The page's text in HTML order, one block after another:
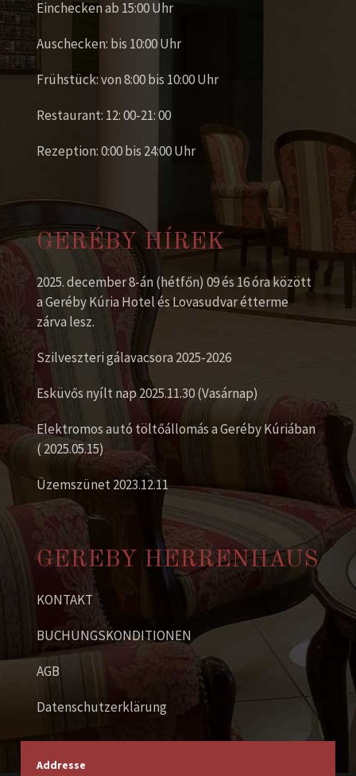
Einchecken ab 15:00 Uhr
Auschecken: bis 10:00 Uhr
Frühstück: von 8:00 bis 10:00 Uhr
Restaurant: 12: 00-21: 00
Rezeption: 0:00 bis 24:00 Uhr
GERÉBY HÍREK
2025. december 8-án (hétfőn) 09 és 16 óra között
a Geréby Kúria Hotel és Lovasudvar étterme
zárva lesz.
Szilveszteri gálavacsora 2025-2026
Esküvős nyílt nap 2025.11.30 (Vasárnap)
Elektromos autó töltőállomás a Geréby Kúriában
( 2025.05.15)
Üzemszünet 2023.12.11
GEREBY HERRENHAUS
KONTAKT
BUCHUNGSKONDITIONEN
AGB
Datenschutzerklärung
Addresse